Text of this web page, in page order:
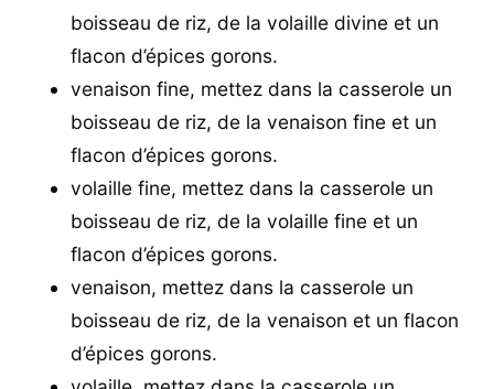
boisseau de riz, de la volaille divine et un
flacon d’épices gorons.
venaison fine, mettez dans la casserole un
boisseau de riz, de la venaison fine et un
flacon d’épices gorons.
volaille fine, mettez dans la casserole un
boisseau de riz, de la volaille fine et un
flacon d’épices gorons.
venaison, mettez dans la casserole un
boisseau de riz, de la venaison et un flacon
d’épices gorons.